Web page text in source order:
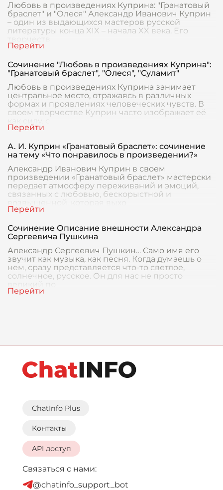
Любовь в произведениях Куприна: "Гранатовый
браслет" и "Олеся" Александр Иванович Куприн
– один из выдающихся мастеров русской
литературы конца XIX – начала XX века. Его
Сочинение "Любовь в произведениях Куприна":
"Гранатовый браслет", "Олеся", "Суламит"
Любовь в произведениях Куприна занимает
центральное место, отражаясь в различных
формах и проявлениях человеческих чувств. В
своем творчестве Куприн часто изображает её
А. И. Куприн «Гранатовый браслет»: сочинение
на тему «Что понравилось в произведении?»
Александр Иванович Куприн в своем
произведении «Гранатовый браслет» мастерски
передает атмосферу переживаний и эмоций,
связанных с любовью, бескорыстной и
Сочинение Описание внешности Александра
Сергеевича Пушкина
Александр Сергеевич Пушкин… Само имя его
звучит как музыка, как песня. Когда думаешь о
нем, сразу представляется что-то светлое,
солнечное, русское. Он для нас не просто
ChatInfo Plus
Контакты
API доступ
Связаться с нами:
@chatinfo_support_bot